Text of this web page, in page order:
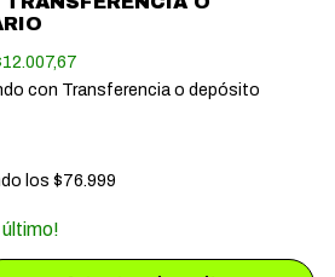
con Transferencia o depósito
los$76.999
último!